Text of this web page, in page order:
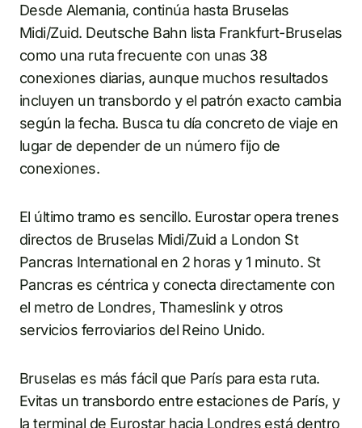
Desde Alemania, continúa hasta Bruselas
Midi/Zuid. Deutsche Bahn lista Frankfurt-Bruselas
como una ruta frecuente con unas 38
conexiones diarias, aunque muchos resultados
incluyen un transbordo y el patrón exacto cambia
según la fecha. Busca tu día concreto de viaje en
lugar de depender de un número fijo de
conexiones.
El último tramo es sencillo. Eurostar opera trenes
directos de Bruselas Midi/Zuid a London St
Pancras International en 2 horas y 1 minuto. St
Pancras es céntrica y conecta directamente con
el metro de Londres, Thameslink y otros
servicios ferroviarios del Reino Unido.
Bruselas es más fácil que París para esta ruta.
Evitas un transbordo entre estaciones de París, y
la terminal de Eurostar hacia Londres está dentro